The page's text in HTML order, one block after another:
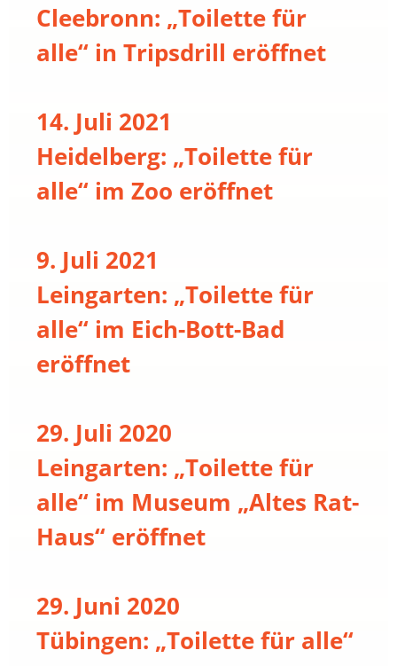
Cleebronn: „Toilette für
alle“ in Tripsdrill eröffnet
14. Juli 2021
Heidelberg: „Toilette für
alle“ im Zoo eröffnet
9. Juli 2021
Leingarten: „Toilette für
alle“ im Eich-Bott-Bad
eröffnet
29. Juli 2020
Leingarten: „Toilette für
alle“ im Museum „Altes Rat-
Haus“ eröffnet
29. Juni 2020
Tübingen: „Toilette für alle“